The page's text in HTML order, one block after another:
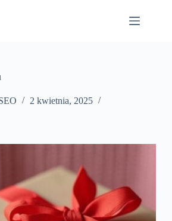
2 kwietnia, 2025